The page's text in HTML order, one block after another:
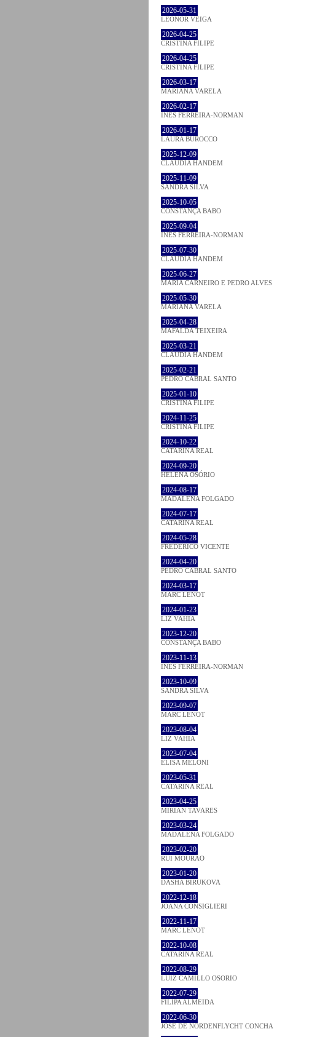
2026-05-31
LEONOR VEIGA
2026-04-25
CRISTINA FILIPE
2026-04-25
CRISTINA FILIPE
2026-03-17
MARIANA VARELA
2026-02-17
INÊS FERREIRA-NORMAN
2026-01-17
LAURA BUROCCO
2025-12-09
CLÁUDIA HANDEM
2025-11-09
SANDRA SILVA
2025-10-05
CONSTANÇA BABO
2025-09-04
INÊS FERREIRA-NORMAN
2025-07-30
CLÁUDIA HANDEM
2025-06-27
MARIA CARNEIRO E PEDRO ALVES
2025-05-30
MARIANA VARELA
2025-04-28
MAFALDA TEIXEIRA
2025-03-21
CLÁUDIA HANDEM
2025-02-21
PEDRO CABRAL SANTO
2025-01-10
CRISTINA FILIPE
2024-11-25
CRISTINA FILIPE
2024-10-22
CATARINA REAL
2024-09-20
HELENA OSÓRIO
2024-08-17
MADALENA FOLGADO
2024-07-17
CATARINA REAL
2024-05-28
FREDERICO VICENTE
2024-04-20
PEDRO CABRAL SANTO
2024-03-17
MARC LENOT
2024-01-23
LIZ VAHIA
2023-12-20
CONSTANÇA BABO
2023-11-13
INÊS FERREIRA-NORMAN
2023-10-09
SANDRA SILVA
2023-09-07
MARC LENOT
2023-08-04
LIZ VAHIA
2023-07-04
ELISA MELONI
2023-05-31
CATARINA REAL
2023-04-25
MIRIAN TAVARES
2023-03-24
MADALENA FOLGADO
2023-02-20
RUI MOURÃO
2023-01-20
DASHA BIRUKOVA
2022-12-18
JOANA CONSIGLIERI
2022-11-17
MARC LENOT
2022-10-08
CATARINA REAL
2022-08-29
LUIZ CAMILLO OSORIO
2022-07-29
FILIPA ALMEIDA
2022-06-30
JOSÉ DE NORDENFLYCHT CONCHA